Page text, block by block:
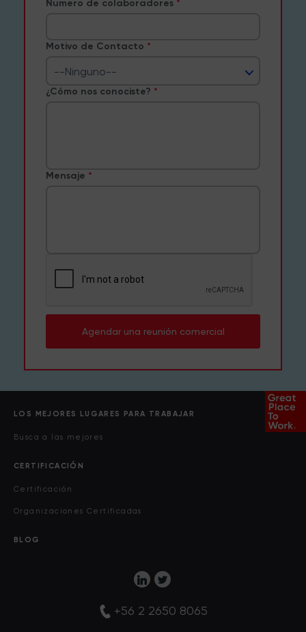
Numero de colaboradores
Motivo de Contacto
--Ninguno--
¿Cómo nos conociste?
Mensaje
Agendar una reunión comercial
LOS MEJORES LUGARES PARA TRABAJAR
Busca a las mejores
CERTIFICACIÓN
Certificación
Organizaciones Certificadas
BLOG
+56 2 2650 8065